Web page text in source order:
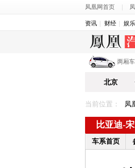
凤凰网首页
资讯 财经 娱乐
两厢车
北京
当前位置： 凤
比亚迪-
车系首页